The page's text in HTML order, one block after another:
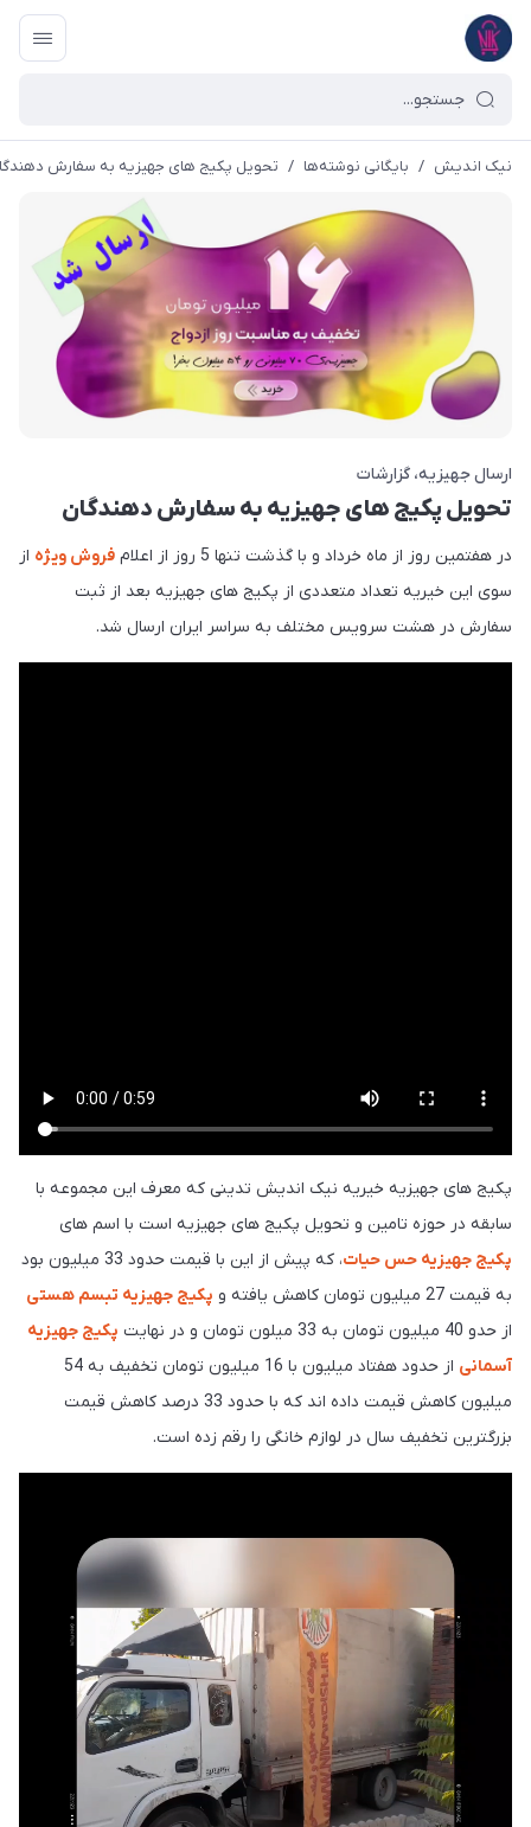
نیک اندیش / بایگانی نوشته‌ها / تحویل پکیج های جهیزیه به سفارش
ارسال جهیزیه گزارشات
تحویل پکیج های جهیزیه به سفارش دهندگان
در هفتمین روز از ماه خرداد و با گذشت تنها 5 روز از اعلام فروش ویژه از
سوی این خیریه تعداد متعددی از پکیج های جهیزیه بعد از ثبت
سفارش در هشت سرویس مختلف به سراسر ایران ارسال شد.
پکیج های جهیزیه خیریه نیک اندیش تدینی که معرف این مجموعه با
سابقه در حوزه تامین و تحویل پکیج های جهیزیه است با اسم های
پکیج جهیزیه حس حیات
، که پیش از این با قیمت حدود 33 میلیون بود
به قیمت 27 میلیون تومان کاهش یافته و
پکیج جهیزیه تبسم هستی
از حدو 40 میلیون تومان به 33 میلون تومان و در نهایت
پکیج جهیزیه
آسمانی
از حدود هفتاد میلیون با 16 میلیون تومان تخفیف به 54
میلیون کاهش قیمت داده اند که با حدود 33 درصد کاهش قیمت
بزرگترین تخفیف سال در لوازم خانگی را رقم زده است.